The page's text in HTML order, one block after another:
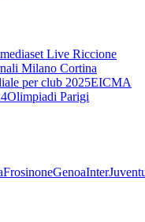
Live Riccione
Milano Cortina
per club 2025EICMA
Olimpiadi Parigi
FrosinoneGenoaInter